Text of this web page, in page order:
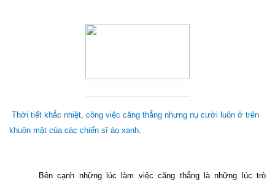
Thời tiết khắc nhiệt, công việc căng thẳng nhưng nụ cười luôn ở trên
khuôn mặt của các chiến sĩ áo xanh.
Bên cạnh những lúc làm việc căng thẳng là những lúc trò